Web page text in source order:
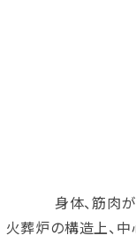
身体、筋肉
火葬炉の構造上、